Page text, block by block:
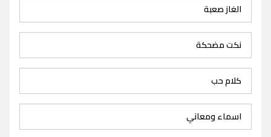
الغاز صعبة
نكت مضحكة
كلام حب
اسماء ومعاني